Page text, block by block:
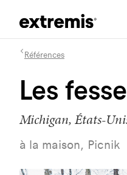
Références
Les
Michigan, États-
à la maison, Picnik